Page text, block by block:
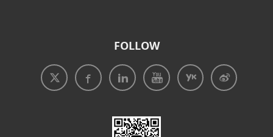
FOLLOW